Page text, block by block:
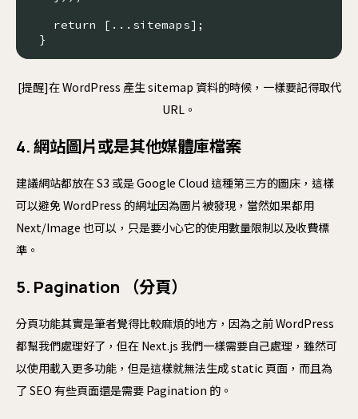
[提醒]在 WordPress 產生 sitemap 資料的時候，一樣要記得取代
URL。
4. 網站圖片或是其他媒體庫檔案
建議網站都放在 S3 或是 Google Cloud 這種第三方的圖床，這樣
可以避免 WordPress 的網址因為圖片被發現，當然如果都用
Next/Image 也可以，只是要小心它的使用數量限制以及收費標
準。
5. Pagination （分頁）
分頁功能其實是筆者覺得比較麻煩的地方，因為之前 WordPress
都幫我們處理好了，但在 Next.js 我們一樣需要自己處理，雖然可
以使用載入更多功能，但是這樣就無法生成 static 頁面，而且為
了 SEO 有些頁面還是需要 Pagination 的。